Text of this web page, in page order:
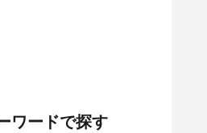
ワードで探す